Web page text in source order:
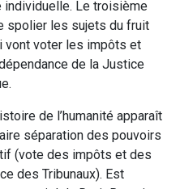
individuelle. Le troisième
spolier les sujets du fruit
vont voter les impôts et
de la Justice
de l’humanité apparaît
séparation des pouvoirs
(vote des impôts et des
des Tribunaux). Est